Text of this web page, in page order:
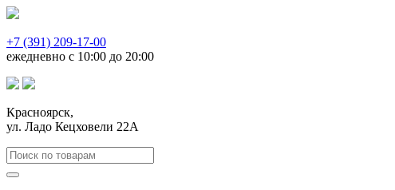
+7 (391) 209-17-00
ежедневно с 10:00 до 20:00
Красноярск,
ул. Ладо Кецховели 22А